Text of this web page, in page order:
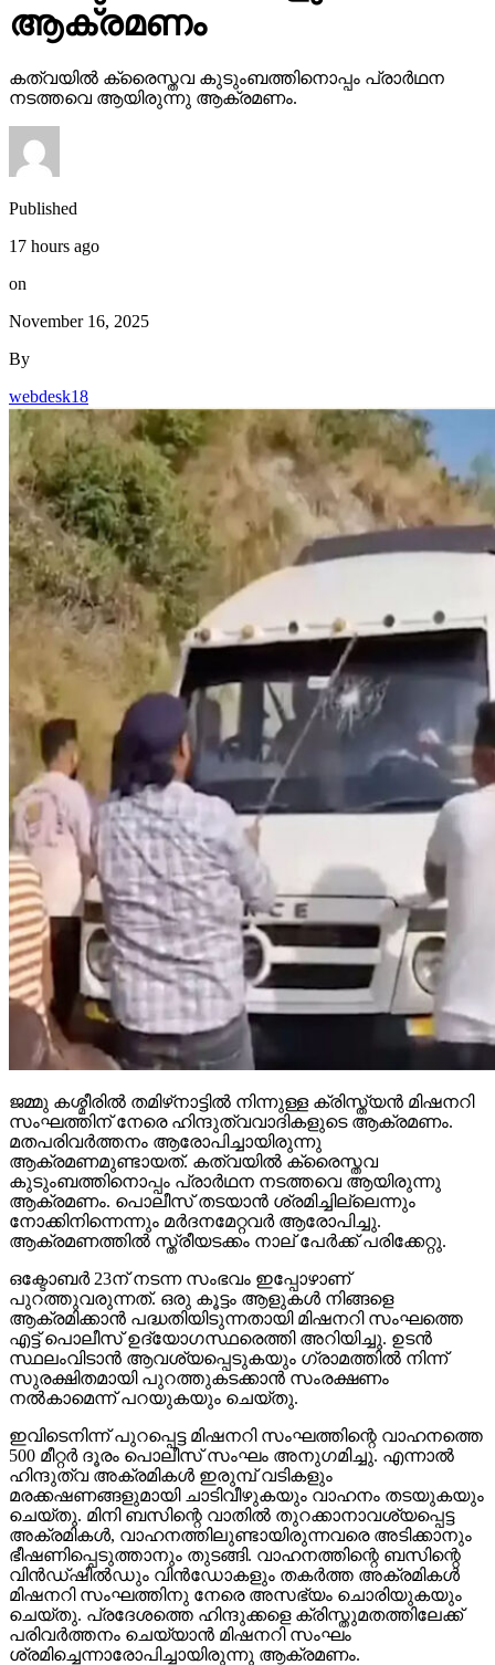
ആക്രമണം
കത്വയില്‍ ക്രൈസ്തവ കുടുംബത്തിനൊപ്പം പ്രാര്‍ഥന
നടത്തവെ ആയിരുന്നു ആക്രമണം.
Published
17 hours ago
on
November 16, 2025
By
webdesk18
ജമ്മു കശ്മീരില്‍ തമിഴ്‌നാട്ടില്‍ നിന്നുള്ള ക്രിസ്ത്യന്‍ മിഷനറി
സംഘത്തിന് നേരെ ഹിന്ദുത്വവാദികളുടെ ആക്രമണം.
മതപരിവര്‍ത്തനം ആരോപിച്ചായിരുന്നു
ആക്രമണമുണ്ടായത്. കത്വയില്‍ ക്രൈസ്തവ
കുടുംബത്തിനൊപ്പം പ്രാര്‍ഥന നടത്തവെ ആയിരുന്നു
ആക്രമണം. പൊലീസ് തടയാന്‍ ശ്രമിച്ചില്ലെന്നും
നോക്കിനിന്നെന്നും മര്‍ദനമേറ്റവര്‍ ആരോപിച്ചു.
ആക്രമണത്തില്‍ സ്ത്രീയടക്കം നാല് പേര്‍ക്ക് പരിക്കേറ്റു.
ഒക്ടോബര്‍ 23ന് നടന്ന സംഭവം ഇപ്പോഴാണ്
പുറത്തുവരുന്നത്. ഒരു കൂട്ടം ആളുകള്‍ നിങ്ങളെ
ആക്രമിക്കാന്‍ പദ്ധതിയിടുന്നതായി മിഷനറി സംഘത്തെ
എട്ട് പൊലീസ് ഉദ്യോഗസ്ഥരെത്തി അറിയിച്ചു. ഉടന്‍
സ്ഥലംവിടാന്‍ ആവശ്യപ്പെടുകയും ഗ്രാമത്തില്‍ നിന്ന്
സുരക്ഷിതമായി പുറത്തുകടക്കാന്‍ സംരക്ഷണം
നല്‍കാമെന്ന് പറയുകയും ചെയ്തു.
ഇവിടെനിന്ന് പുറപ്പെട്ട മിഷനറി സംഘത്തിന്റെ വാഹനത്തെ
500 മീറ്റര്‍ ദൂരം പൊലീസ് സംഘം അനുഗമിച്ചു. എന്നാല്‍
ഹിന്ദുത്വ അക്രമികള്‍ ഇരുമ്പ് വടികളും
മരക്കഷണങ്ങളുമായി ചാടിവീഴുകയും വാഹനം തടയുകയും
ചെയ്തു. മിനി ബസിന്റെ വാതില്‍ തുറക്കാനാവശ്യപ്പെട്ട
അക്രമികള്‍, വാഹനത്തിലുണ്ടായിരുന്നവരെ അടിക്കാനും
ഭീഷണിപ്പെടുത്താനും തുടങ്ങി. വാഹനത്തിന്റെ ബസിന്റെ
വിന്‍ഡ്ഷീല്‍ഡും വിന്‍ഡോകളും തകര്‍ത്ത അക്രമികള്‍
മിഷനറി സംഘത്തിനു നേരെ അസഭ്യം ചൊരിയുകയും
ചെയ്തു. പ്രദേശത്തെ ഹിന്ദുക്കളെ ക്രിസ്തുമതത്തിലേക്ക്
പരിവര്‍ത്തനം ചെയ്യാന്‍ മിഷനറി സംഘം
ശ്രമിച്ചെന്നാരോപിച്ചായിരുന്നു ആക്രമണം.